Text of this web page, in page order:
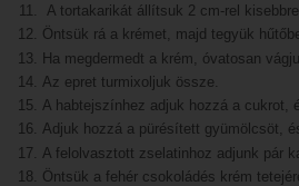
A tortakarikát állítsuk 2 cm-rel
Öntsük rá a krémet, majd tegyük
Ha megdermedt a krém, óvatosan
Az epret turmixoljuk össze.
A habtejszínhez adjuk hozzá a cukrot,
Adjuk hozzá a pürésített gyümölcsöt,
A felolvasztott zselatinhoz adjunk pár
Öntsük a fehér csokoládés krém